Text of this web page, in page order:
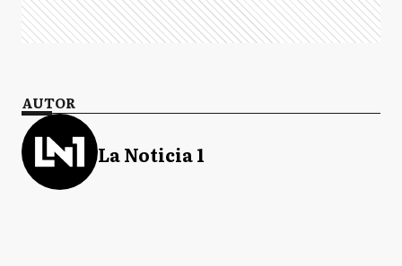
AUTOR
La Noticia 1